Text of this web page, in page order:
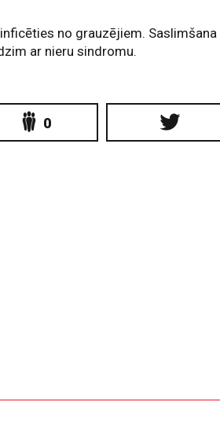
no grauzējiem. Saslimšana
ar nieru sindromu.
0